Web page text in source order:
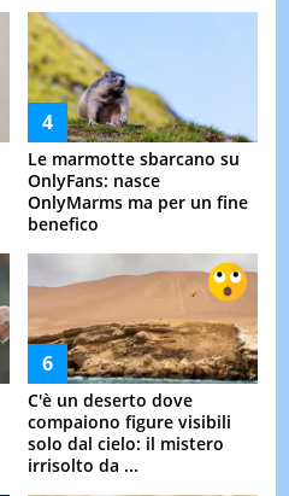
Le marmotte sbarcano su
OnlyFans: nasce
OnlyMarms ma per un fine
benefico
C'è un deserto dove
compaiono figure visibili
solo dal cielo: il mistero
irrisolto da ...